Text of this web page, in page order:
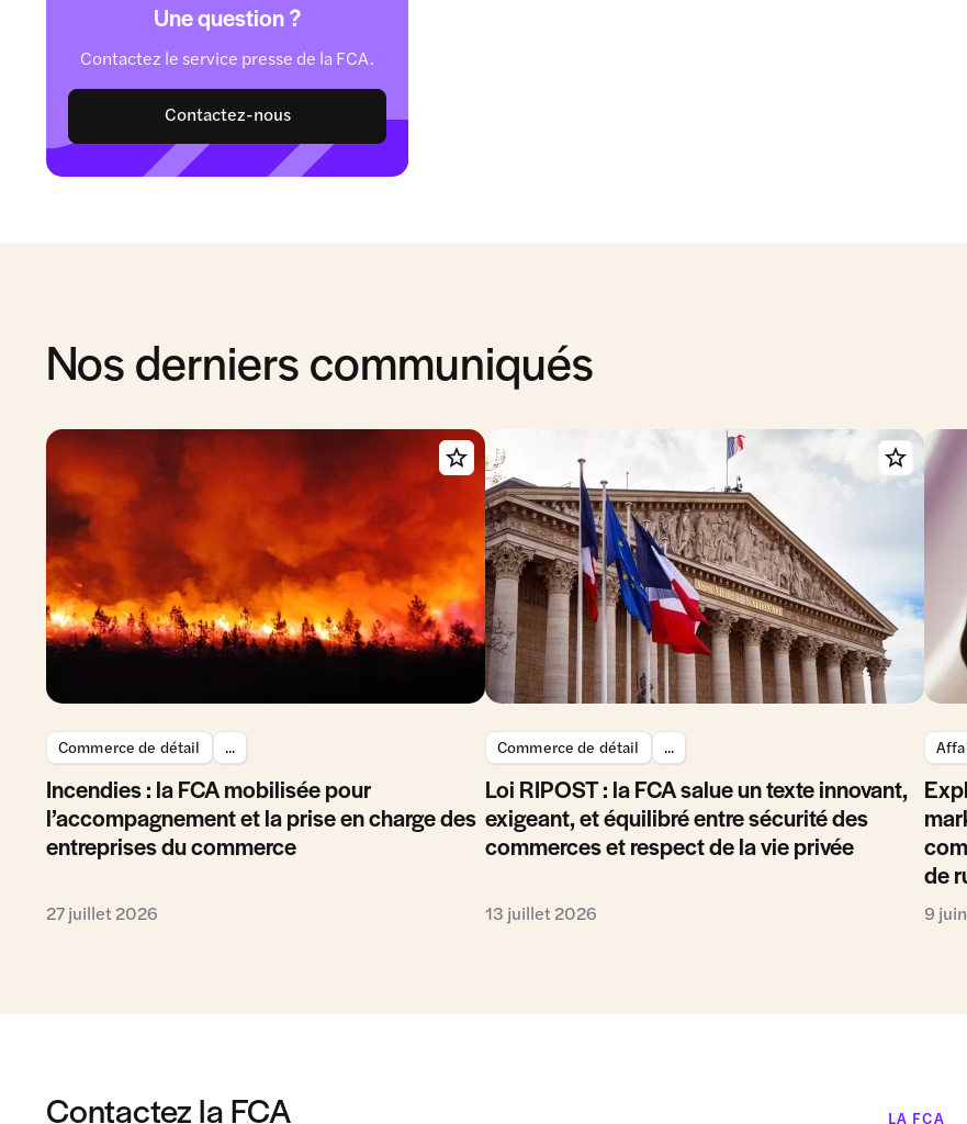
Une question ?
Contactez le service presse de la FCA.
Contactez-nous
Nos derniers communiqués
Commerce de détail ...
Incendies : la FCA mobilisée pour
l’accompagnement et la prise en charge des
entreprises du commerce
27 juillet 2026
Commerce de détail ...
Loi RIPOST : la FCA salue un texte innovant,
exigeant, et équilibré entre sécurité des
commerces et respect de la vie privée
13 juillet 2026
de
9
Contactez la FCA LA FCA